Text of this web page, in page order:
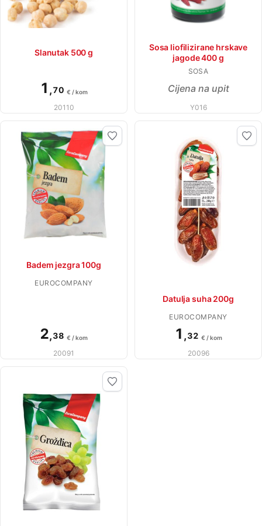
Slanutak 500 g
1 ,70 € / kom
20110
Sosa liofilizirane hrskave
jagode 400 g
SOSA
Cijena na upit
Y016
Badem jezgra 100g
EUROCOMPANY
2,38 € / kom
20091
Datulja suha 200g
EUROCOMPANY
1 ,32 € / kom
20096